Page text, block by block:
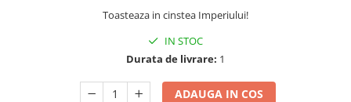
Toasteaza in cinstea Imperiului!
IN STOC
Durata de livrare: 1
ADAUGA IN COS